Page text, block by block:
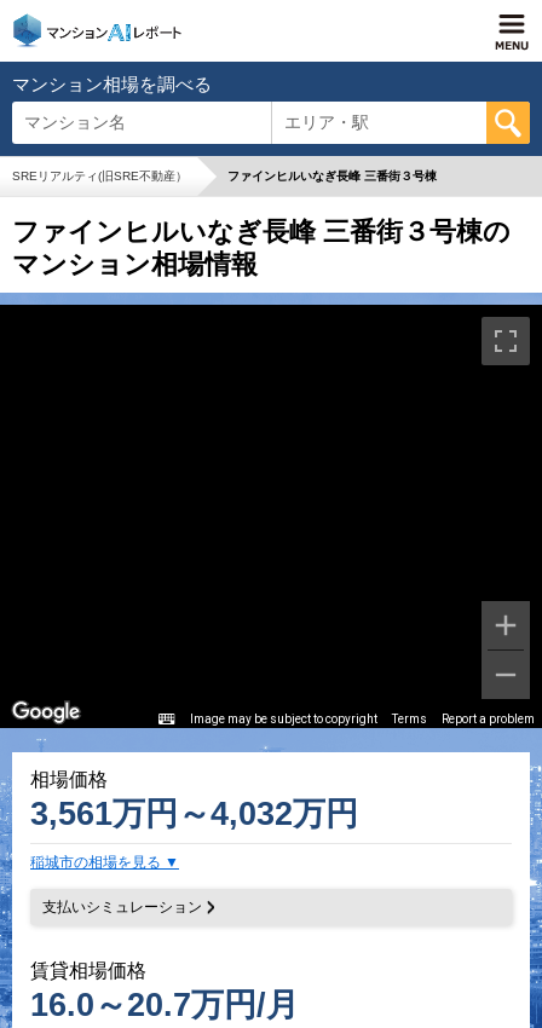
マンション相場を調べる
マンション名 エリア・駅
SREリアルティ(旧SRE不動産） ファインヒルいなぎ長峰 三番街３号棟
ファインヒルいなぎ長峰 三番街３号棟の
マンション相場情報
相場価格
3,561万円～4,032万円
稲城市の相場を見る
支払いシミュレーション
賃貸相場価格
16.0～20.7万円/月
Image may be subject to copyright Terms Report a problem